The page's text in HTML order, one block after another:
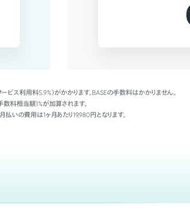
ス利用料5.9%）がかかります。BASEの手数料はかかりません。
料相当額1%が加算されます。
払いの費用は1ヶ月あたり19,980円となります。